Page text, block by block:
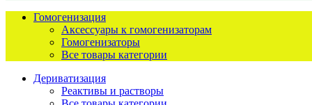
Гомогенизация
Аксессуары к гомогенизаторам
Гомогенизаторы
Все товары категории
Дериватизация
Реактивы и растворы